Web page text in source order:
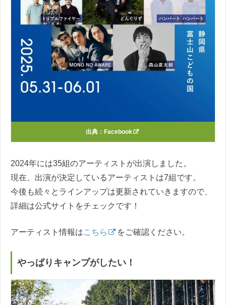
出典： Facebook
2024年には35組のアーティストが出演しました。
現在、出演が決定しているアーティストは7組です。
今後も続々とラインアップは更新されていきますので、
詳細は公式サイトをチェックです！
アーティスト情報はこちら をご確認ください。
やっぱりキャンプがしたい！